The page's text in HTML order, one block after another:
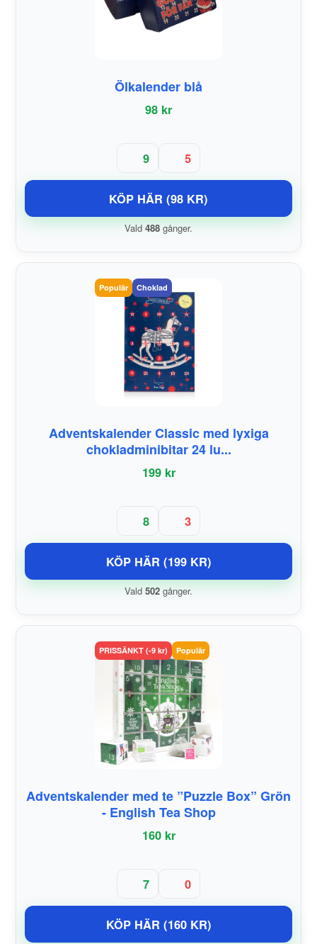
Ölkalender blå
98 kr
9 5
KÖP HÄR (98 KR)
Vald 488 gånger.
Populär Choklad
Adventskalender Classic med lyxiga
chokladminibitar 24 lu...
199 kr
8 3
KÖP HÄR (199 KR)
Vald 502 gånger.
PRISSÄNKT (-9 kr) Populär
Adventskalender med te ”Puzzle Box” Grön
- English Tea Shop
160 kr
7 0
KÖP HÄR (160 KR)